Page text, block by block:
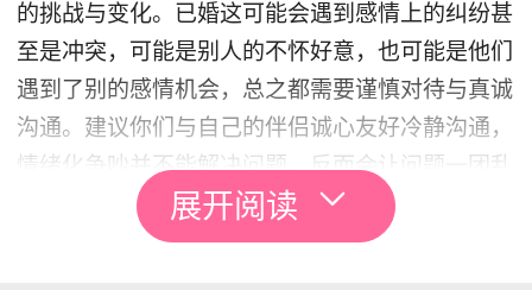
的挑战与变化。已婚这可能会遇到感情上的纠纷甚
至是冲突，可能是别人的不怀好意，也可能是他们
遇到了别的感情机会，总之都需要谨慎对待与真诚
沟通。建议你们与自己的伴侣诚心友好冷静沟通，
情绪化争吵并不能解决问题，反而会让问题一团乱
展开阅读